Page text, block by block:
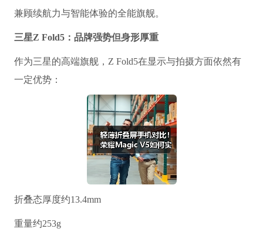
兼顾续航力与智能体验的全能旗舰。
三星Z Fold5：品牌强势但身形厚重
作为三星的高端旗舰，Z Fold5在显示与拍摄方面依然有
一定优势：
折叠态厚度约13.4mm
重量约253g